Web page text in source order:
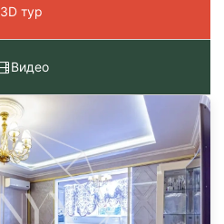
3D тур
Видео